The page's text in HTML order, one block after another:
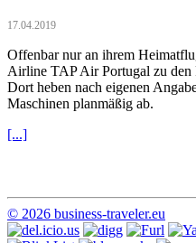
17.04.2019
Offenbar nur an ihrem
Airline TAP Air Portugal zu den
Dort heben nach eigenen
Maschinen planmäßig ab.
[...]
© 2026 business-traveler.eu